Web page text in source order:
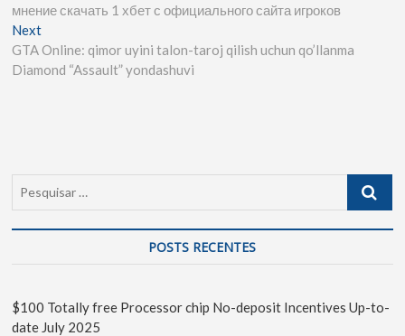
мнение скачать 1 хбет с официального сайта игроков
Next
GTA Online: qimor uyini talon-taroj qilish uchun qo’llanma
Diamond “Assault” yondashuvi
POSTS RECENTES
$100 Totally free Processor chip No-deposit Incentives Up-to-
date July 2025